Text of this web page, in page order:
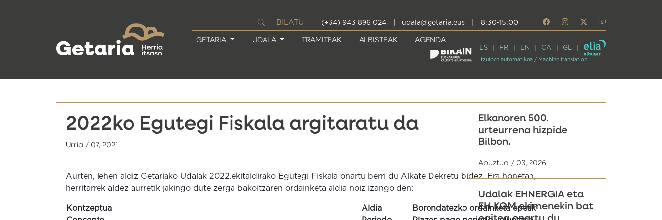
BILATU (+34) 943 896 024 udala@getaria.eus 8:30-15:00
GETARIA UDALA TRAMITEAK ALBISTEAK AGENDA
ES FR EN CA GL
Itzulpen automatikoa / Machine translation
2022ko Egutegi Fiskala argitaratu da
Urria / 07, 2021
Aurten, lehen aldiz Getariako Udalak 2022.ekitaldirako Egutegi Fiskala onartu berri du Alkate Dekretu bidez. Era honetan,
herritarrek aldez aurretik jakingo dute zerga bakoitzaren ordainketa aldia noiz izango den:
Kontzeptua
Aldia
Borondatezko ordainketa epeak
Elkanoren 500.
urteurrena hizpide
Bilbon.
Abuztua / 03, 2026
Udalak EHNERGIA eta
EH KOM ekimenekin bat
egitea onartu du,